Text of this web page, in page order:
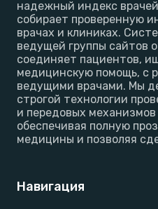
надежный индекс
собирает проверенную
врачах и клиниках.
ведущей группы сайтов
соединяет пациентов,
медицинскую помощь, с
ведущими врачами. Мы
строгой технологии
и передовых
обеспечивая полную
медицины и позволяя
Навигация